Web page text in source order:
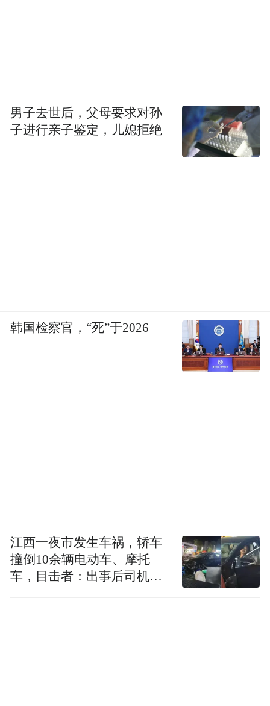
男子去世后，父母要求对孙
子进行亲子鉴定，儿媳拒绝
韩国检察官，“死”于2026
江西一夜市发生车祸，轿车
撞倒10余辆电动车、摩托
车，目击者：出事后司机一